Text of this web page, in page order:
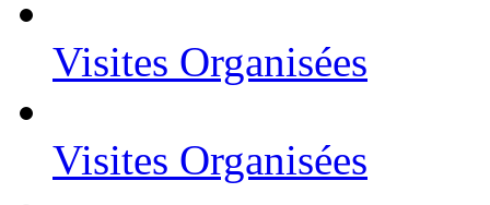
Visites Organisées
Visites Organisées